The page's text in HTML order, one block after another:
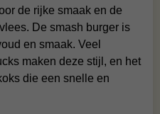
de rijke smaak en de
De smash burger is
en smaak. Veel
maken deze stijl, en het
die een snelle en